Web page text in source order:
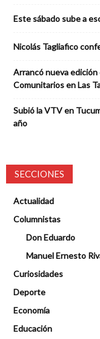
Este sábado sube a
Nicolás Tagliafico
Arrancó nueva
Comunitarios en Las
Subió la VTV en
año
SECCIONES
Actualidad
Columnistas
Don Eduardo
Manuel Ernesto
Curiosidades
Deporte
Economía
Educación